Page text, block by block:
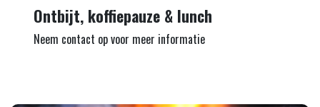
Ontbijt, koffiepauze & lunch
Neem contact op voor meer informatie